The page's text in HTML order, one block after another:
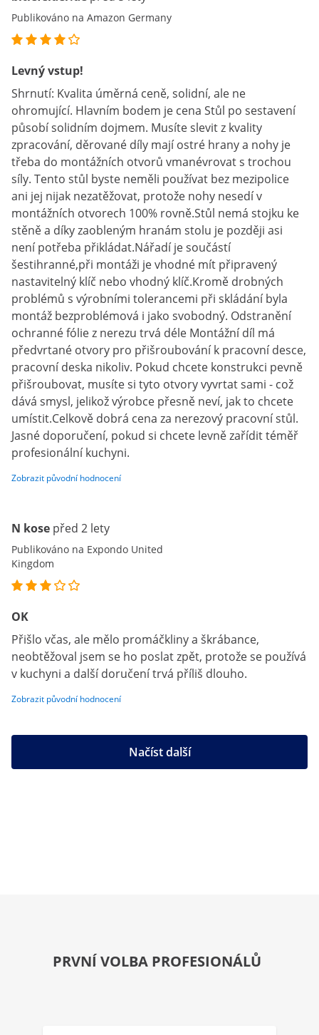
Publikováno na Amazon Germany
Levný vstup!
Shrnutí: Kvalita úměrná ceně, solidní, ale ne
ohromující. Hlavním bodem je cena Stůl po sestavení
působí solidním dojmem. Musíte slevit z kvality
zpracování, děrované díly mají ostré hrany a nohy je
třeba do montážních otvorů vmanévrovat s trochou
síly. Tento stůl byste neměli používat bez mezipolice
ani jej nijak nezatěžovat, protože nohy nesedí v
montážních otvorech 100% rovně.Stůl nemá stojku ke
stěně a díky zaobleným hranám stolu je později asi
není potřeba přikládat.Nářadí je součástí
šestihranné,při montáži je vhodné mít připravený
nastavitelný klíč nebo vhodný klíč.Kromě drobných
problémů s výrobními tolerancemi při skládání byla
montáž bezproblémová i jako svobodný. Odstranění
ochranné fólie z nerezu trvá déle Montážní díl má
předvrtané otvory pro přišroubování k pracovní desce,
pracovní deska nikoliv. Pokud chcete konstrukci pevně
přišroubovat, musíte si tyto otvory vyvrtat sami - což
dává smysl, jelikož výrobce přesně neví, jak to chcete
umístit.Celkově dobrá cena za nerezový pracovní stůl.
Jasné doporučení, pokud si chcete levně zařídit téměř
profesionální kuchyni.
Zobrazit původní hodnocení
N kose před 2 lety
Publikováno na Expondo United
Kingdom
OK
Přišlo včas, ale mělo promáčkliny a škrábance,
neobtěžoval jsem se ho poslat zpět, protože se používá
v kuchyni a další doručení trvá příliš dlouho.
Zobrazit původní hodnocení
Načíst další
PRVNÍ VOLBA PROFESIONÁLŮ